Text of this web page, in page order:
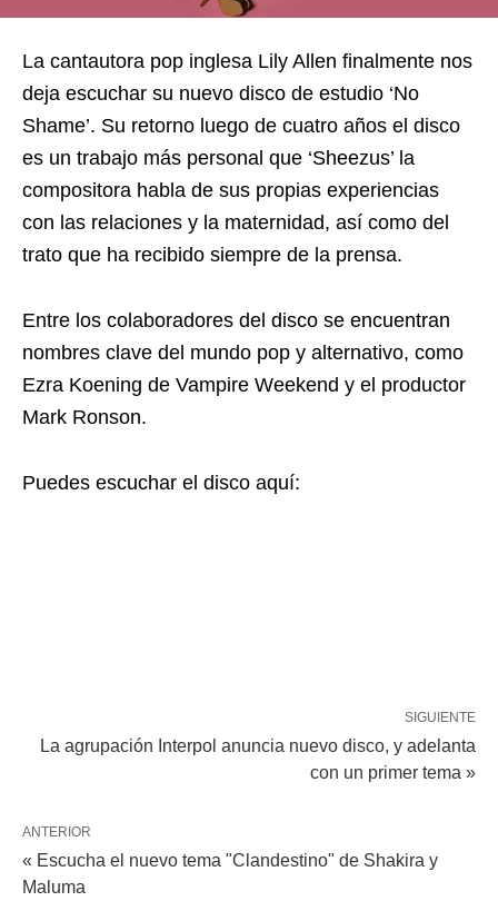
La cantautora pop inglesa Lily Allen finalmente nos
deja escuchar su nuevo disco de estudio ‘No
Shame’. Su retorno luego de cuatro años el disco
es un trabajo más personal que ‘Sheezus’ la
compositora habla de sus propias experiencias
con las relaciones y la maternidad, así como del
trato que ha recibido siempre de la prensa.
Entre los colaboradores del disco se encuentran
nombres clave del mundo pop y alternativo, como
Ezra Koening de Vampire Weekend y el productor
Mark Ronson.
Puedes escuchar el disco aquí:
SIGUIENTE
La agrupación Interpol anuncia nuevo disco, y adelanta
con un primer tema »
ANTERIOR
« Escucha el nuevo tema "Clandestino" de Shakira y
Maluma